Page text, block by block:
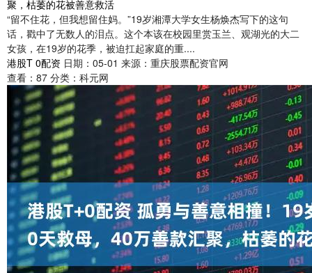
聚，枯萎的花被善意救活
“留不住花，但我想留住妈。”19岁湘潭大学女生杨焕杰写下的这句
话，戳中了无数人的泪点。这个本该在校园里赏玉兰、观湖光的大二
女孩，在19岁的花季，被迫扛起家庭的重....
港股T 0配资 日期：05-01 来源：重庆股票配资官网
查看： 87 分类： 科元网